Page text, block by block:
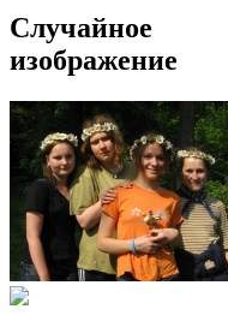
Случайное
изображение